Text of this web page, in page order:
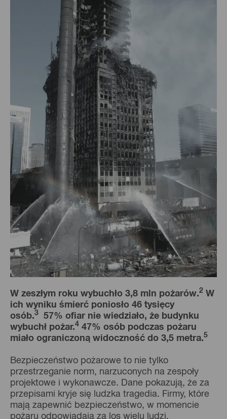
W zeszłym roku wybuchło 3,8 mln pożarów.2 W
ich wyniku śmierć poniosło 46 tysięcy
osób.3
57% ofiar nie wiedziało, że budynku
wybuchł pożar.4 47% osób podczas pożaru
miało ograniczoną widoczność do 3,5 metra.5
Bezpieczeństwo pożarowe to nie tylko
przestrzeganie norm, narzuconych na zespoły
projektowe i wykonawcze. Dane pokazują, że za
przepisami kryje się ludzka tragedia. Firmy, które
mają zapewnić bezpieczeństwo, w momencie
pożaru odpowiadają za los wielu ludzi.